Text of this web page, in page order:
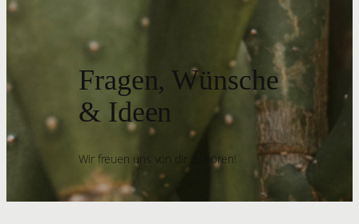
Fragen, Wünsche
& Ideen
Wir freuen uns von dir zu hören!